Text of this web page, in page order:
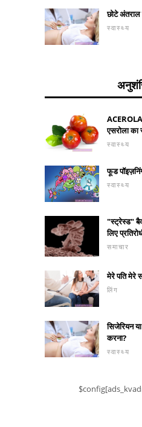
छोटे
स्वास्थ्य
ACEROLA
एसरोला का
स्वास्थ्य
फूड
स्वास्थ्य
"स्ट्रेस्ड"
लिए
समाचार
मेरे पति मेरे
लिंग
सिजेरियन
करना?
स्वास्थ्य